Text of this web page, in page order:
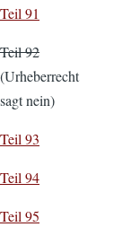
Teil 91
Teil 92
(Urheberrecht
sagt nein)
Teil 93
Teil 94
Teil 95